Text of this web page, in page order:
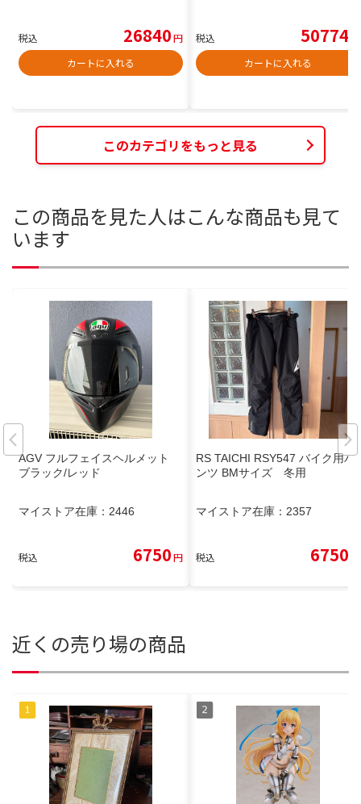
税込 26840円
カートに入れる
税込 50774
カートに入れる
このカテゴリをもっと見る
この商品を見た人はこんな商品も見て
います
AGV フルフェイスヘルメット
ブラック/レッド
マイストア在庫： 2446
税込 6750円
RS TAICHI RSY547 バイク用パ
ンツ BMサイズ 冬用
マイストア在庫： 2357
税込 6750
近くの売り場の商品